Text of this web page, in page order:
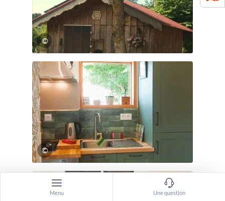
©
©
Menu Une question